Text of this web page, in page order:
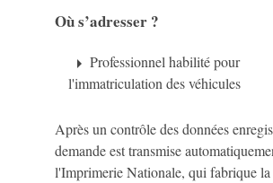
Où s’adresser ?
arrow_rightProfessionnel habilité pour
l'immatriculation des véhicules
Après un contrôle des données
demande est transmise
l'Imprimerie Nationale, qui fabrique la